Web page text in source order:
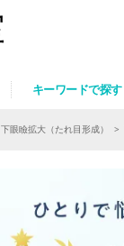
キーワードで探す
下眼瞼拡大（たれ目形成） >